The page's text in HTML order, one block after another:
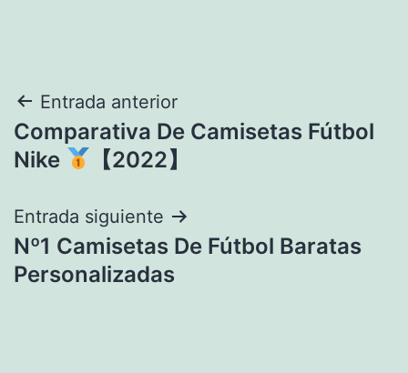
Navegación
de
Entrada anterior
Comparativa De Camisetas Fútbol
Nike
【2022】
Entrada siguiente
Nº1 Camisetas De Fútbol Baratas
Personalizadas